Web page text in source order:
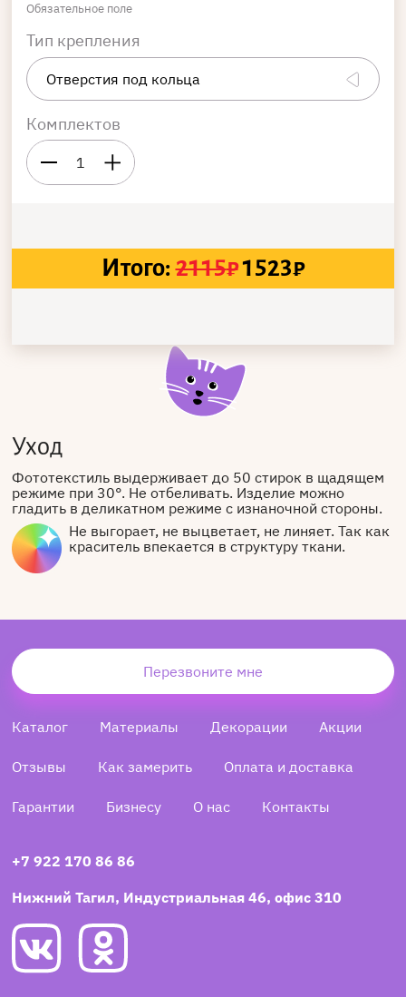
Обязательное поле
Тип крепления
Комплектов
1
Итого: 2115₽1523₽
Уход
Фототекстиль выдерживает до 50 стирок в щадящем
режиме при 30°. Не отбеливать. Изделие можно
гладить в деликатном режиме с изнаночной стороны.
Не выгорает, не выцветает, не линяет. Так как
краситель впекается в структуру ткани.
Перезвоните мне
Каталог Материалы Декорации Акции
Отзывы Как замерить Оплата и доставка
Гарантии Бизнесу О нас Контакты
+7 922 170 86 86
Нижний Тагил, Индустриальная 46, офис 310